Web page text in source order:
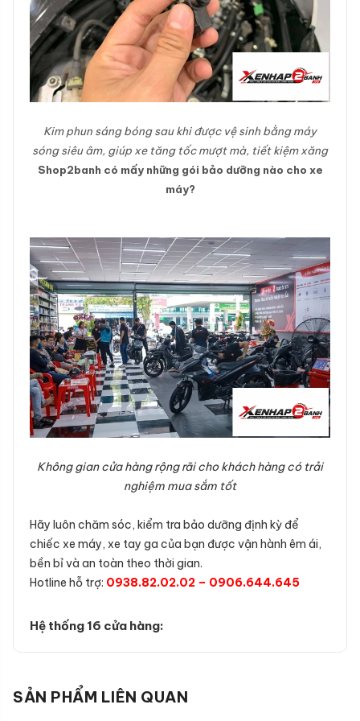
Kim phun sáng bóng sau khi được vệ sinh bằng máy
sóng siêu âm, giúp xe tăng tốc mượt mà, tiết kiệm xăng
Shop2banh có mấy những gói bảo dưỡng nào cho xe
máy?
Không gian cửa hàng rộng rãi cho khách hàng có trải
nghiệm mua sắm tốt
Hãy luôn chăm sóc, kiểm tra bảo dưỡng định kỳ để
chiếc xe máy, xe tay ga của bạn được vận hành êm ái,
bền bỉ và an toàn theo thời gian.
Hotline hỗ trợ: 0938.82.02.02 – 0906.644.645
Hệ thống 16 cửa hàng:
SẢN PHẨM LIÊN QUAN